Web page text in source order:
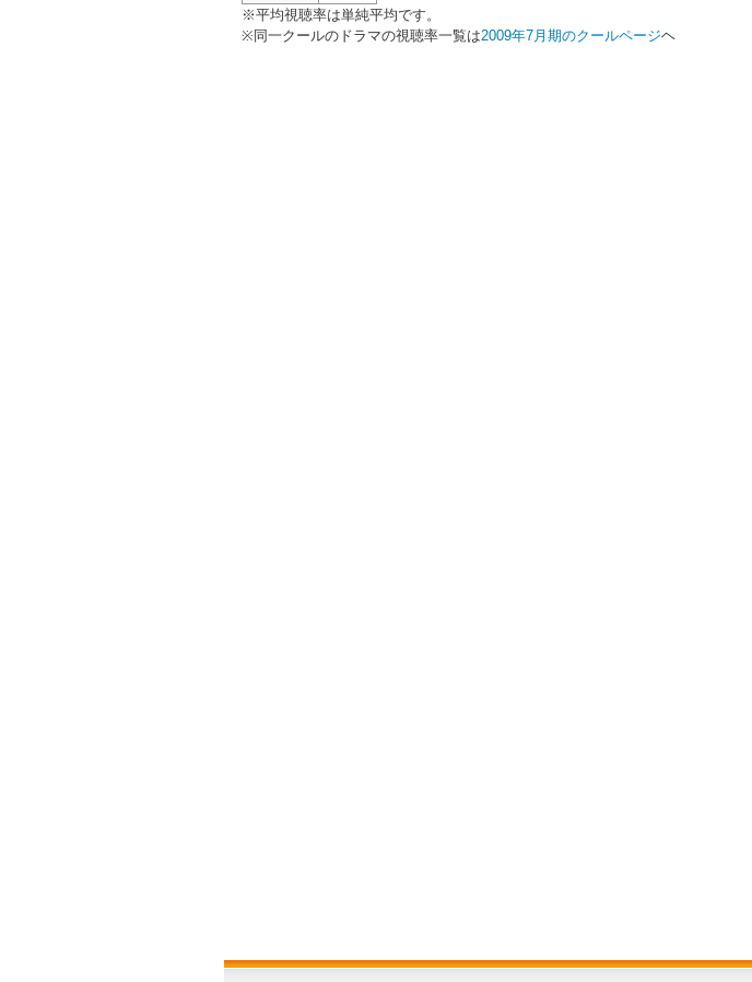
※平均視聴率は単純平均です。
※同一クールのドラマの視聴率一覧は2009年7月期のクールページヘ